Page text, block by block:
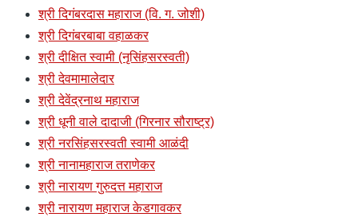
श्री दिगंबरदास महाराज (वि. ग. जोशी)
श्री दिगंबरबाबा वहाळकर
श्री दीक्षित स्वामी (नृसिंहसरस्वती)
श्री देवमामालेदार
श्री देवेंद्रनाथ महाराज
श्री धूनी वाले दादाजी (गिरनार सौराष्ट्र)
श्री नरसिंहसरस्वती स्वामी आळंदी
श्री नानामहाराज तराणेकर
श्री नारायण गुरुदत्त महाराज
श्री नारायण महाराज केडगावकर